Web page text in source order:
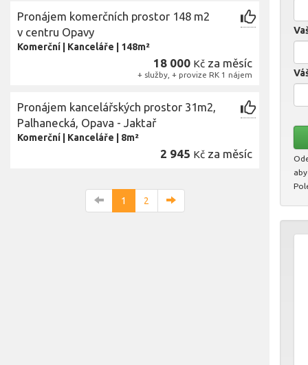
Pronájem komerčních prostor 148 m2
v centru Opavy
Komerční Kanceláře 148m²
18 000 Kč za měsíc
+ služby, + provize RK 1 nájem
Pronájem kancelářských prostor 31m2,
Palhanecká, Opava - Jaktař
Komerční Kanceláře 8m²
2 945 Kč za měsíc
1 2